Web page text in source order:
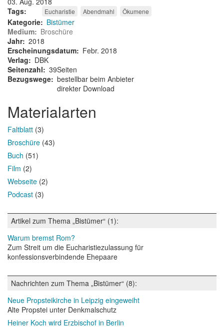
Tags
Eucharistie Abendmahl Ökumene
Kategorie
Bistümer
Medium
Broschüre
Jahr 2018
Erscheinungsdatum
Febr. 2018
Verlag
DBK
Seitenzahl
39Seiten
Bezugswege bestellbar beim Anbieter
direkter Download
Materialarten
Faltblatt (3)
Broschüre (43)
Buch (51)
Film (2)
Webseite (2)
Podcast (3)
Artikel zum Thema „Bistümer“ (1):
Warum bremst Rom?
Zum Streit um die Eucharistiezulassung für
konfessionsverbindende Ehepaare
Nachrichten zum Thema „Bistümer“ (8):
Neue Propsteikirche in Leipzig eingeweiht
Alte Propstei unter Denkmalschutz
Heiner Koch wird Erzbischof in Berlin